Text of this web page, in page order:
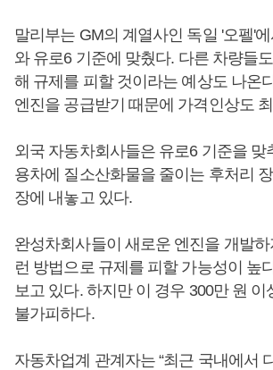
말리부는 GM의 계열사인 독일 '오펠'
와 유로6 기준에 맞췄다. 다른 차량들
해 규제를 피할 것이라는 예상도 나온
엔진을 공급받기 때문에 가격인상도
외국 자동차회사들은 유로6 기준을 맞
용차에 질소산화물을 줄이는 후처리
장에 내놓고 있다.
완성차회사들이 새로운 엔진을 개발하
런 방법으로 규제를 피할 가능성이 높
보고 있다. 하지만 이 경우 300만 원 이
불가피하다.
자동차업계 관계자는 “최근 국내에서